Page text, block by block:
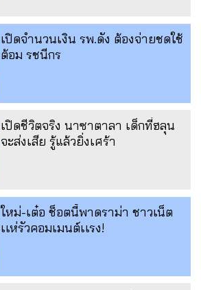
เปิดจำนวนเงิน รพ.ดัง ต้องจ่ายชดใช้
ต้อม รชนีกร
เปิดชีวิตจริง นาซาตาลา เด็กที่ฮลุน
จะส่งเสีย รู้แล้วยิ่งเศร้า
ใหม่-เต๋อ ช็อตนี้พาดราม่า ชาวเน็ต
เเห่รัวคอมเมนต์เเรง!